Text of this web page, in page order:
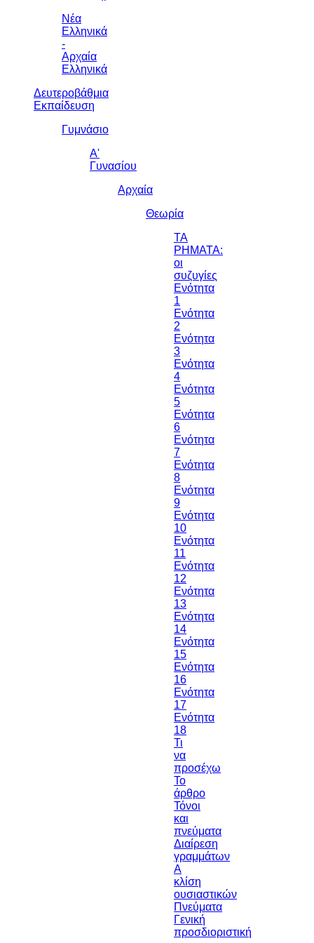
Νέα
Ελληνικά
-
Αρχαία
Ελληνικά
Δευτεροβάθμια
Εκπαίδευση
Γυμνάσιο
Α'
Γυνασίου
Αρχαία
Θεωρία
ΤΑ
ΡΗΜΑΤΑ:
οι
συζυγίες
Ενότητα
1
Ενότητα
2
Ενότητα
3
Ενότητα
4
Ενότητα
5
Ενότητα
6
Ενότητα
7
Ενότητα
8
Ενότητα
9
Ενότητα
10
Ενότητα
11
Ενότητα
12
Ενότητα
13
Ενότητα
14
Ενότητα
15
Ενότητα
16
Ενότητα
17
Ενότητα
18
Τι
να
προσέχω
Το
άρθρο
Τόνοι
και
πνεύματα
Διαίρεση
γραμμάτων
Α
κλίση
ουσιαστικών
Πνεύματα
Γενική
προσδιοριστική